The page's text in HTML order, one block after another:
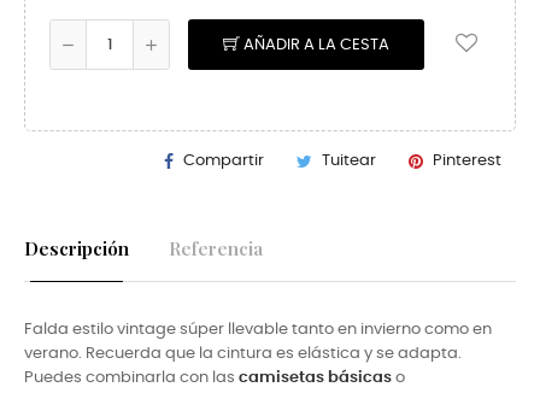
AÑADIR A LA CESTA
Compartir Tuitear Pinterest
Descripción Referencia
Falda estilo vintage súper llevable tanto en invierno como en
verano. Recuerda que la cintura es elástica y se adapta.
Puedes combinarla con las camisetas básicas o